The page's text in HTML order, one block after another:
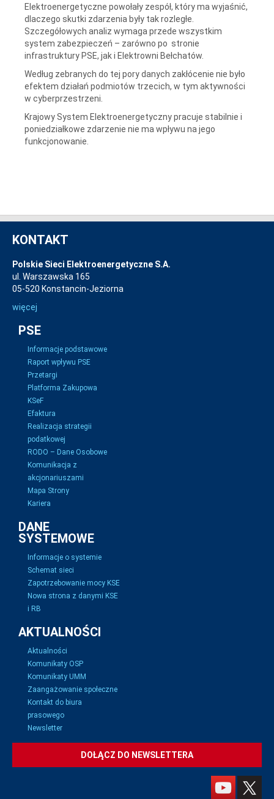
Elektroenergetyczne powołały zespół, który ma wyjaśnić,
dlaczego skutki zdarzenia były tak rozległe.
Szczegółowych analiz wymaga przede wszystkim
system zabezpieczeń – zarówno po stronie
infrastruktury PSE, jak i Elektrowni Bełchatów.
Według zebranych do tej pory danych zakłócenie nie było
efektem działań podmiotów trzecich, w tym aktywności
w cyberprzestrzeni.
Krajowy System Elektroenergetyczny pracuje stabilnie i
poniedziałkowe zdarzenie nie ma wpływu na jego
funkcjonowanie.
KONTAKT
Polskie Sieci Elektroenergetyczne S.A.
ul. Warszawska 165
05-520 Konstancin-Jeziorna
więcej
PSE
Informacje podstawowe
Raport wpływu PSE
Przetargi
Platforma Zakupowa
KSeF
Efaktura
Realizacja strategii
podatkowej
RODO – Dane Osobowe
Komunikacja z
akcjonariuszami
Mapa Strony
Kariera
DANE
SYSTEMOWE
Informacje o systemie
Schemat sieci
Zapotrzebowanie mocy KSE
Nowa strona z danymi KSE
i RB
AKTUALNOŚCI
Aktualności
Komunikaty OSP
Komunikaty UMM
Zaangażowanie społeczne
Kontakt do biura
prasowego
Newsletter
DOŁĄCZ DO NEWSLETTERA